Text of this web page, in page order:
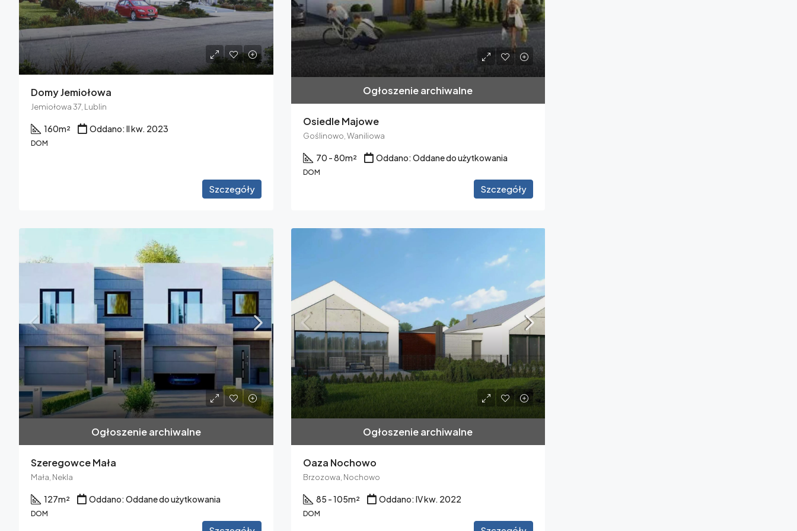
Domy Jemiołowa
Jemiołowa 37, Lublin
160m² Oddano: II kw. 2023
DOM
Szczegóły
Ogłoszenie archiwalne
Osiedle Majowe
Goślinowo, Waniliowa
70 - 80m² Oddano: Oddane do użytkowania
DOM
Szczegóły
Ogłoszenie archiwalne
Szeregowce Mała
Mała, Nekla
127m² Oddano: Oddane do użytkowania
DOM
Ogłoszenie archiwalne
Oaza Nochowo
Brzozowa, Nochowo
85 - 105m² Oddano: IV kw. 2022
DOM